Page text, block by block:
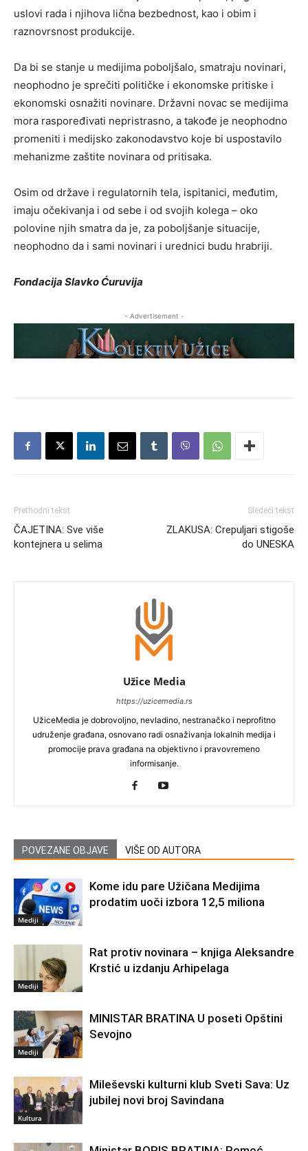
uslovi rada i njihova lična bezbednost, kao i obim i
raznovrsnost produkcije.
Da bi se stanje u medijima poboljšalo, smatraju novinari,
neophodno je sprečiti političke i ekonomske pritiske i
ekonomski osnažiti novinare. Državni novac se medijima
mora raspoređivati nepristrasno, a takođe je neophodno
promeniti i medijsko zakonodavstvo koje bi uspostavilo
mehanizme zaštite novinara od pritisaka.
Osim od države i regulatornih tela, ispitanici, međutim,
imaju očekivanja i od sebe i od svojih kolega – oko
polovine njih smatra da je, za poboljšanje situacije,
neophodno da i sami novinari i urednici budu hrabriji.
Fondacija Slavko Ćuruvija
- Advertisement -
Prethodni tekst
ČAJETINA: Sve više
kontejnera u selima
Sledeći tekst
ZLAKUSA: Crepuljari stigoše
do UNESKA
Užice Media
https://uzicemedia.rs
UžiceMedia je dobrovoljno, nevladino, nestranačko i neprofitno
udruženje građana, osnovano radi osnaživanja lokalnih medija i
promocije prava građana na objektivno i pravovremeno
informisanje.
POVEZANE OBJAVE VIŠE OD AUTORA
Mediji
Kome idu pare Užičana Medijima
prodatim uoči izbora 12,5 miliona
Mediji
Rat protiv novinara – knjiga Aleksandre
Krstić u izdanju Arhipelaga
Mediji
MINISTAR BRATINA U poseti Opštini
Sevojno
Kultura
Mileševski kulturni klub Sveti Sava: Uz
jubilej novi broj Savindana